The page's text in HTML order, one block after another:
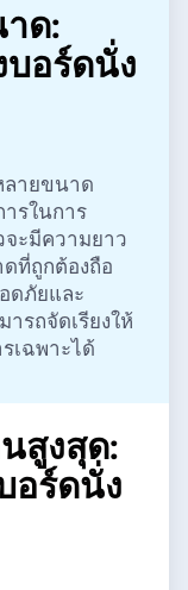
ด:
อร์ดนั่ง
ลายขนาด
รในการ
ะมีความยาว
ที่ถูกต้องถือ
ดภัยและ
รถจัดเรียงให้
เฉพาะได้
สูงสุด:
อร์ดนั่ง